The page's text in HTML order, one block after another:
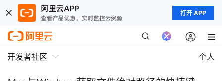
打开 APP
开发者社区 个人